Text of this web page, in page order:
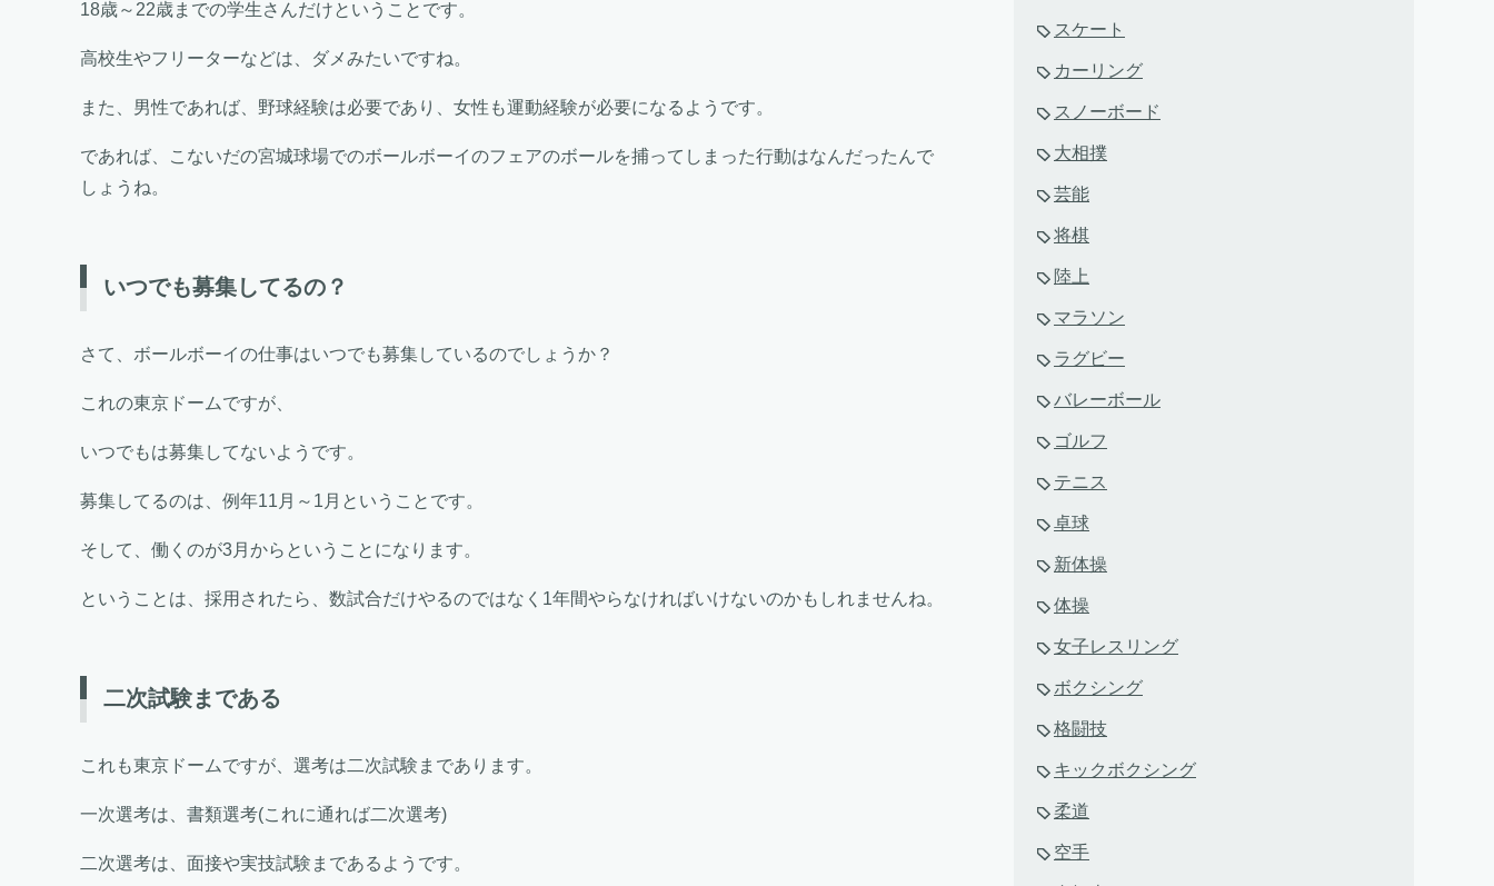
18歳～22歳までの学生さんだけということです。
高校生やフリーターなどは、ダメみたいですね。
また、男性であれば、野球経験は必要であり、女性も運動経験が必要になるようです。
であれば、こないだの宮城球場でのボールボーイのフェアのボールを捕ってしまった行動はなんだったんで
しょうね。
いつでも募集してるの？
さて、ボールボーイの仕事はいつでも募集しているのでしょうか？
これの東京ドームですが、
いつでもは募集してないようです。
募集してるのは、例年11月～1月ということです。
そして、働くのが3月からということになります。
ということは、採用されたら、数試合だけやるのではなく1年間やらなければいけないのかもしれませんね。
二次試験まである
これも東京ドームですが、選考は二次試験まであります。
一次選考は、書類選考(これに通れば二次選考)
二次選考は、面接や実技試験まであるようです。
スケート
カーリング
スノーボード
大相撲
芸能
将棋
陸上
マラソン
ラグビー
バレーボール
ゴルフ
テニス
卓球
新体操
体操
女子レスリング
ボクシング
格闘技
キックボクシング
柔道
空手